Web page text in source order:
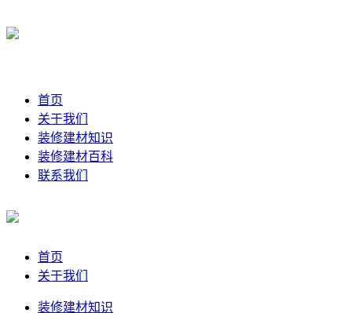
首页
关于我们
装修建材知识
装修建材百科
联系我们
首页
关于我们
装修建材知识